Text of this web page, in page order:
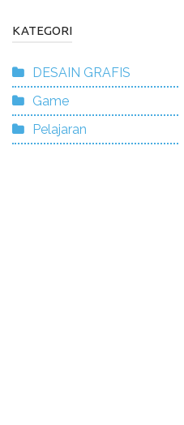
KATEGORI
DESAIN GRAFIS
Game
Pelajaran